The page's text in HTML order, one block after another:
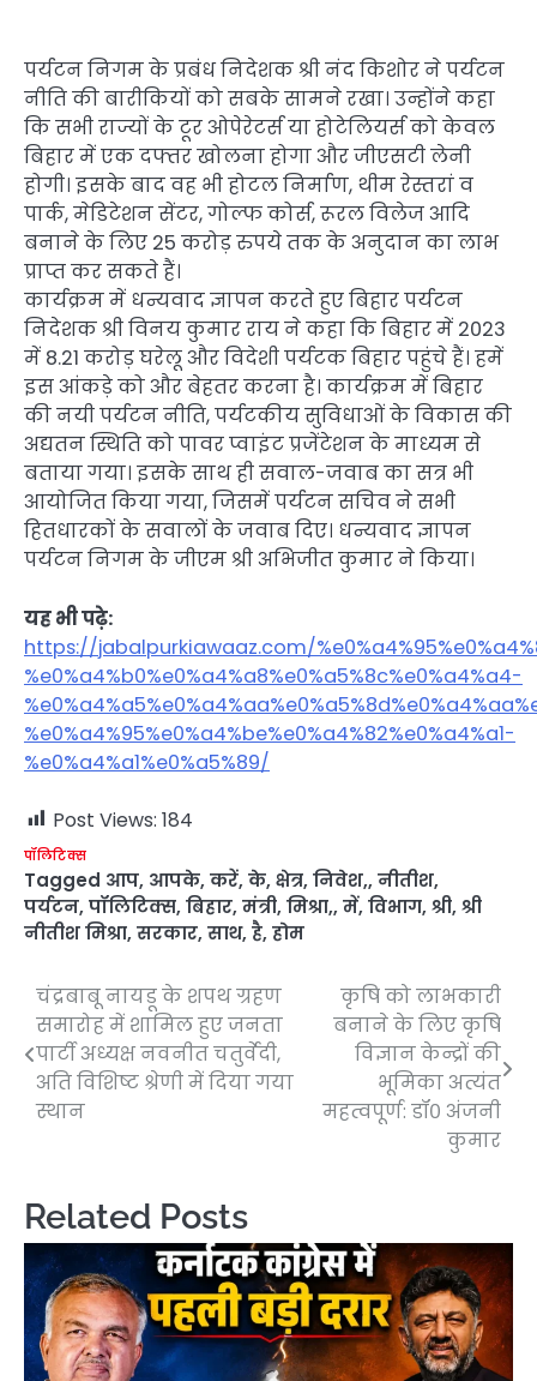
पर्यटन निगम के प्रबंध निदेशक श्री नंद किशोर ने पर्यटन
नीति की बारीकियों को सबके सामने रखा। उन्होंने कहा
कि सभी राज्यों के टूर ओपेरेटर्स या होटेलियर्स को केवल
बिहार में एक दफ्तर खोलना होगा और जीएसटी लेनी
होगी। इसके बाद वह भी होटल निर्माण, थीम रेस्तरां व
पार्क, मेडिटेशन सेंटर, गोल्फ कोर्स, रूरल विलेज आदि
बनाने के लिए 25 करोड़ रुपये तक के अनुदान का लाभ
प्राप्त कर सकते हैं।
कार्यक्रम में धन्यवाद ज्ञापन करते हुए बिहार पर्यटन
निदेशक श्री विनय कुमार राय ने कहा कि बिहार में 2023
में 8.21 करोड़ घरेलू और विदेशी पर्यटक बिहार पहुंचे हैं। हमें
इस आंकड़े को और बेहतर करना है। कार्यक्रम में बिहार
की नयी पर्यटन नीति, पर्यटकीय सुविधाओं के विकास की
अद्यतन स्थिति को पावर प्वाइंट प्रजेंटेशन के माध्यम से
बताया गया। इसके साथ ही सवाल-जवाब का सत्र भी
आयोजित किया गया, जिसमें पर्यटन सचिव ने सभी
हितधारकों के सवालों के जवाब दिए। धन्यवाद ज्ञापन
पर्यटन निगम के जीएम श्री अभिजीत कुमार ने किया।
यह भी पढ़े:
https://jabalpurkiawaaz.com/
%e0%a4%b0%e0%a4%a8%e0%a5%8c%e0%a4%a4-
%e0%a4%95%e0%a4%be%e0%a4%82%e0%a4%a1-
%e0%a4%a1%e0%a5%89/
Post Views: 184
पॉलिटिक्स
Tagged आप, आपके, करें, के, क्षेत्र, निवेश,, नीतीश,
पर्यटन, पॉलिटिक्स, बिहार, मंत्री, मिश्रा,, में, विभाग, श्री, श्री
नीतीश मिश्रा, सरकार, साथ, है, होम
Post
navigation
चंद्रबाबू नायडू के शपथ ग्रहण
समारोह में शामिल हुए जनता
पार्टी अध्यक्ष नवनीत चतुर्वेदी,
अति विशिष्ट श्रेणी में दिया गया
स्थान
कृषि को लाभकारी
बनाने के लिए कृषि
विज्ञान केन्द्रों की
भूमिका अत्यंत
महत्वपूर्ण: डॉ० अंजनी
कुमार
Related Posts